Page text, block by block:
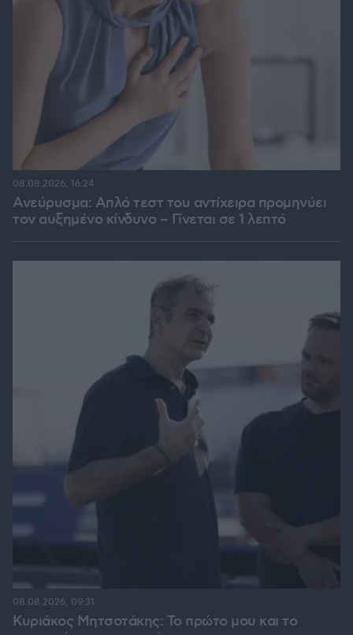
Ανεύρυσμα: Απλό τεστ του αντίχειρα προμηνύει
τον αυξημένο κίνδυνο – Γίνεται σε 1 λεπτό
08.08.2026, 16:24
Κυριάκος Μητσοτάκης: Το πρώτο μου και το
08.08.2026, 09:31